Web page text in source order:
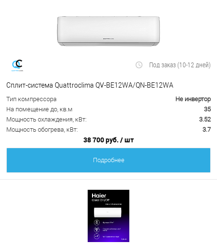
Под заказ (10-12 дней)
Сплит-система Quattroclima QV-BE12WA/QN-BE12WA
Тип компрессора
Не инвертор
На помещение до, кв.м
35
Мощность охлаждения, кВт:
3.52
Мощность обогрева, кВт:
3.7
38 700 руб. / шт
Подробнее